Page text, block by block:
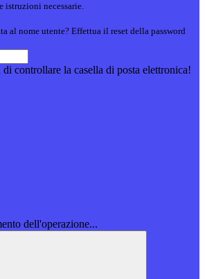
necessarie.
al nome utente? Effettua il reset della password
controllare la casella di posta elettronica!
dell'operazione...